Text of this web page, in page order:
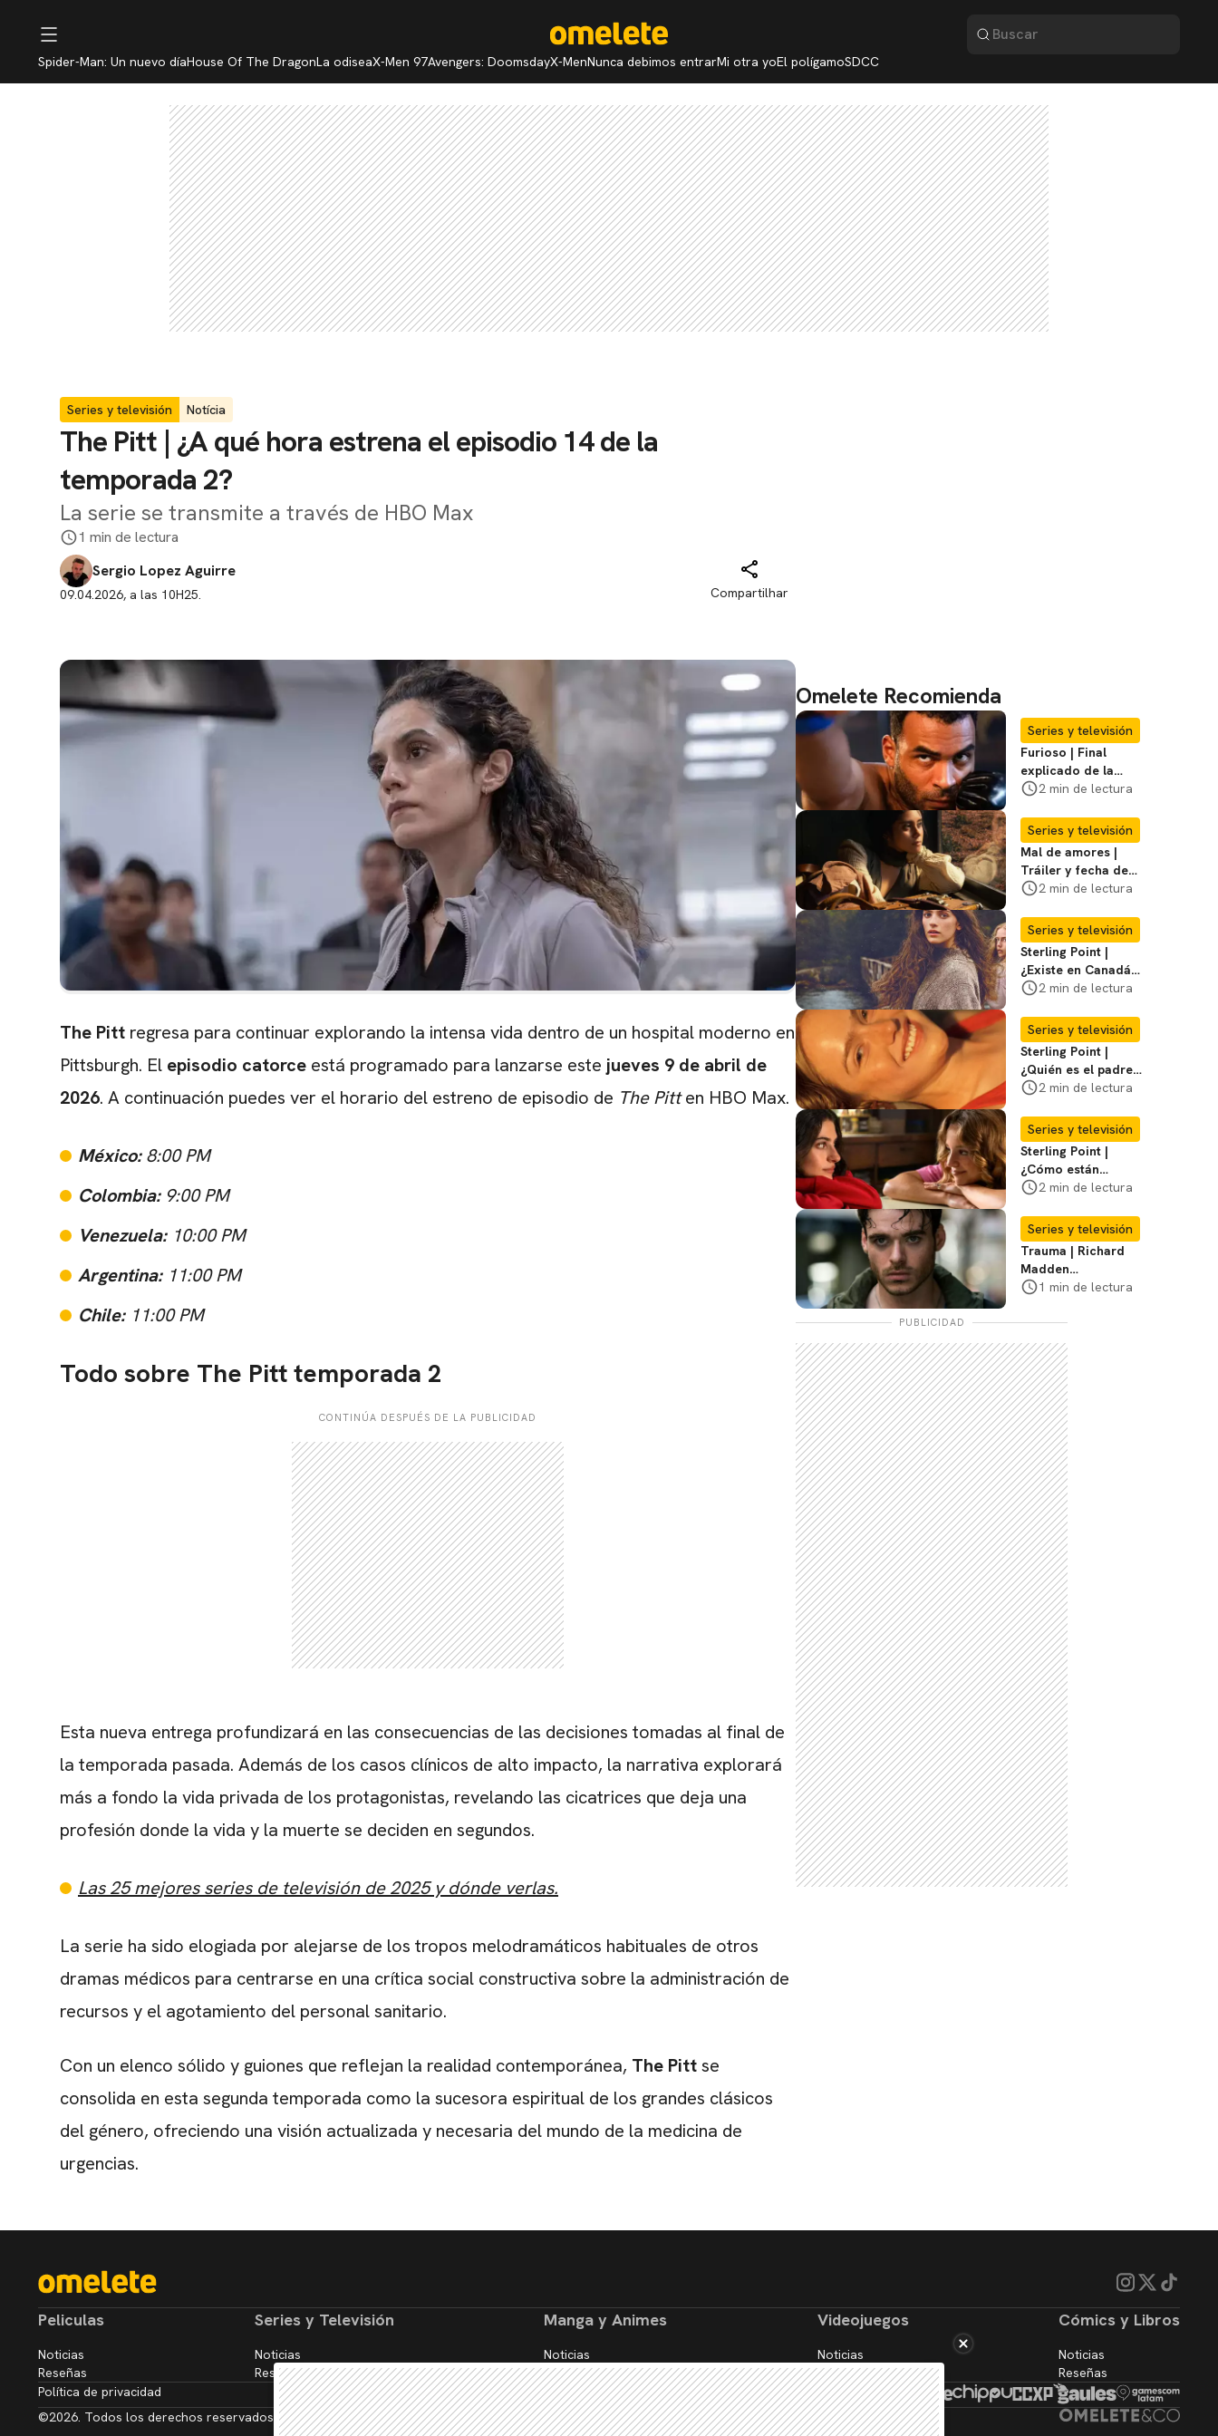
Spider-Man: Un nuevo díaHouse Of The DragonLa odiseaX-Men 97Avengers: DoomsdayX-MenNunca debimos entrarMi otra yoEl polígamoSDCC
Series y televisión Notícia
The Pitt | ¿A qué hora estrena el episodio 14 de la
temporada 2?
La serie se transmite a través de HBO Max
1 min de lectura
Sergio Lopez Aguirre
09.04.2026, a las 10H25. Compartilhar
The Pitt regresa para continuar explorando la intensa vida dentro de un hospital moderno en
Pittsburgh. El episodio catorce está programado para lanzarse este jueves 9 de abril de
2026. A continuación puedes ver el horario del estreno de episodio de The Pitten HBO Max.
México:8:00 PM
Colombia:9:00 PM
Venezuela:10:00 PM
Argentina:11:00 PM
Chile:11:00 PM
Todo sobre The Pitt temporada 2
CONTINÚA DESPUÉS DE LA PUBLICIDAD
Esta nueva entrega profundizará en las consecuencias de las decisiones tomadas al final de
la temporada pasada. Además de los casos clínicos de alto impacto, la narrativa explorará
más a fondo la vida privada de los protagonistas, revelando las cicatrices que deja una
profesión donde la vida y la muerte se deciden en segundos.
Las 25 mejores series de televisión de 2025 y dónde verlas.
La serie ha sido elogiada por alejarse de los tropos melodramáticos habituales de otros
dramas médicos para centrarse en una crítica social constructiva sobre la administración de
recursos y el agotamiento del personal sanitario.
Con un elenco sólido y guiones que reflejan la realidad contemporánea, The Pittse
consolida en esta segunda temporada como la sucesora espiritual de los grandes clásicos
del género, ofreciendo una visión actualizada y necesaria del mundo de la medicina de
urgencias.
Omelete Recomienda
Series y televisión
Furioso | Final
explicado de la
serie brasileña de
2 min de lectura
Series y televisión
Mal de amores |
Tráiler y fecha de
estreno de la nueva
2 min de lectura
Series y televisión
Sterling Point |
¿Existe en Canadá
la isla de la que
Entérate
2 min de lectura
Series y televisión
Sterling Point |
¿Quién es el padre
biológico de
decimos
2 min de lectura
Series y televisión
Sterling Point |
¿Cómo están
conectados Annie,
Te explicamos
2 min de lectura
Series y televisión
Trauma | Richard
Madden
protagonizará serie
1 min de lectura
PUBLICIDAD
Peliculas
Noticias
Reseñas
Series y Televisión
Noticias
Reseñas
Manga y Animes
Noticias
Reseñas
Videojuegos
Noticias
Reseñas
Cómics y Libros
Noticias
Reseñas
Política de privacidad
©2026. Todos los derechos reservados.